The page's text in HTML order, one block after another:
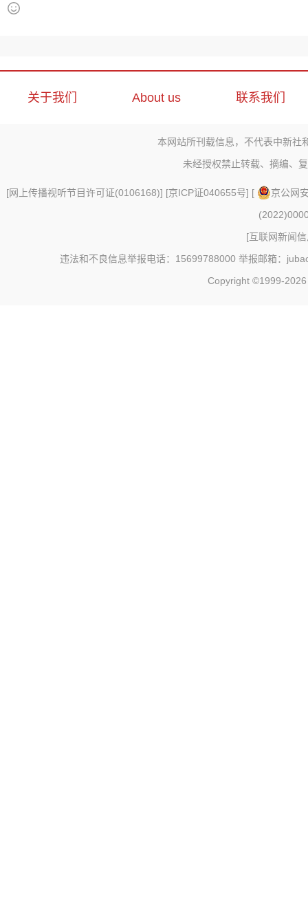
关于我们 About us 联系我们
本网站所刊载信息，不代表中新社
未经授权禁止转载、摘编、
[网上传播视听节目许可证(0106168)] [京ICP证040655号] [
京公网
[互联网新闻
违法和不良信息举报电话：15699788000 举报邮箱：
Copyright ©1999-